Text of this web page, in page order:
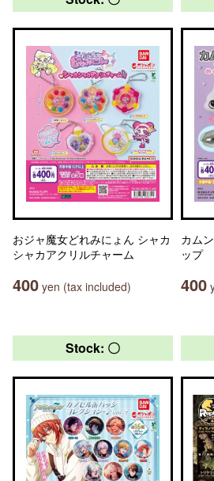
おジャ魔女どれみにょん シャカ
シャカアクリルチャーム
400 yen (tax included)
カム
ップ
400
Stock: 〇